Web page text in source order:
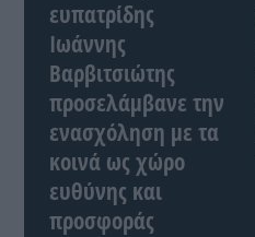
ευπατρίδης
Ιωάννης
Βαρβιτσιώτης
προσελάμβανε την
ενασχόληση με τα
κοινά ως χώρο
ευθύνης και
προσφοράς